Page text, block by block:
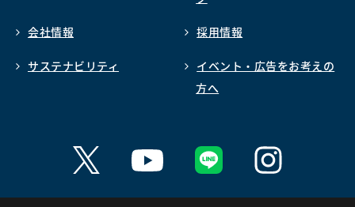
会社情報 採用情報
サステナビリティ
イベント・広告をお考えの
方へ